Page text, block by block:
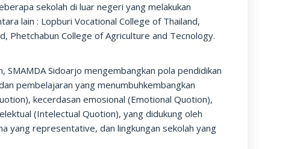
sekolah di luar negeri yang melakukan
lain : Lopburi Vocational College of Thailand,
Phetchabun College of Agriculture and Tecnology.
Sidoarjo mengembangkan pola pendidikan
pembelajaran yang menumbuhkembangkan
kecerdasan emosional (Emotional Quotion),
(Intelectual Quotion), yang didukung oleh
yang representative, dan lingkungan sekolah yang